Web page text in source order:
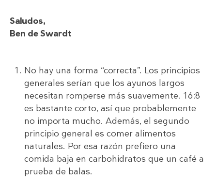
Saludos,
Ben de Swardt
No hay una forma “correcta”. Los principios
generales serían que los ayunos largos
necesitan romperse más suavemente. 16:8
es bastante corto, así que probablemente
no importa mucho. Además, el segundo
principio general es comer alimentos
naturales. Por esa razón prefiero una
comida baja en carbohidratos que un café a
prueba de balas.